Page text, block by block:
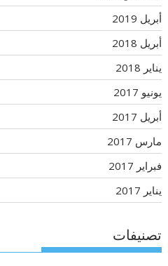
أبريل 2019
أبريل 2018
يناير 2018
يونيو 2017
أبريل 2017
مارس 2017
فبراير 2017
يناير 2017
تصنيفات